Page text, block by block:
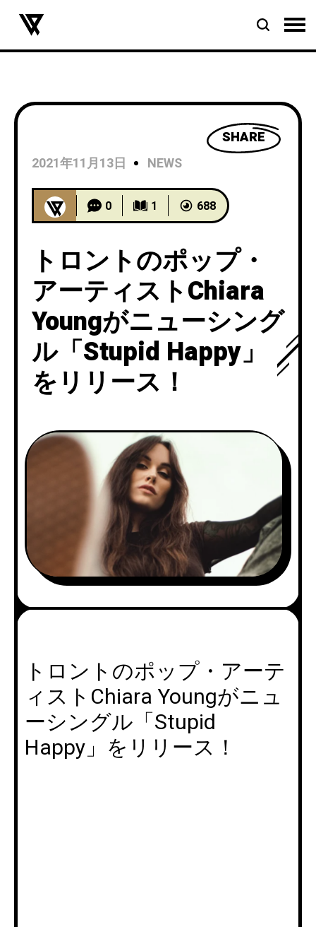
SHARE
2021年11月13日
NEWS
0 1 688
トロントのポップ・
アーティストChiara
Youngがニューシング
ル「Stupid Happy」
をリリース！
トロントのポップ・アーテ
ィストChiara Youngがニュ
ーシングル「Stupid
Happy」をリリース！